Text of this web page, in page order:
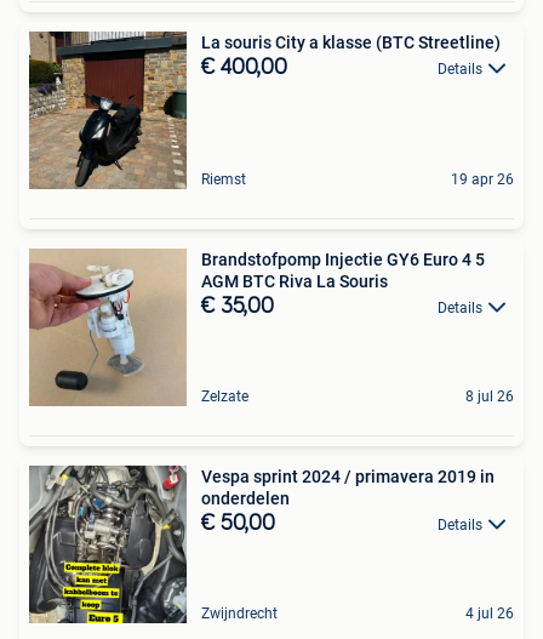
La souris City a klasse (BTC Streetline)
€ 400,00 Details
Riemst 19 apr 26
Brandstofpomp Injectie GY6 Euro 4 5
AGM BTC Riva La Souris
€ 35,00 Details
Zelzate 8 jul 26
Vespa sprint 2024 / primavera 2019 in
onderdelen
€ 50,00 Details
Zwijndrecht 4 jul 26